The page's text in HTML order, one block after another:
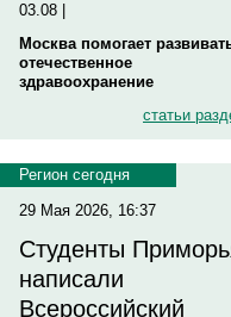
03.08 |
Москва помогает
отечественное
здравоохранение
статьи
Регион сегодня
29 Мая 2026, 16:37
Студенты
написали
Всероссийский